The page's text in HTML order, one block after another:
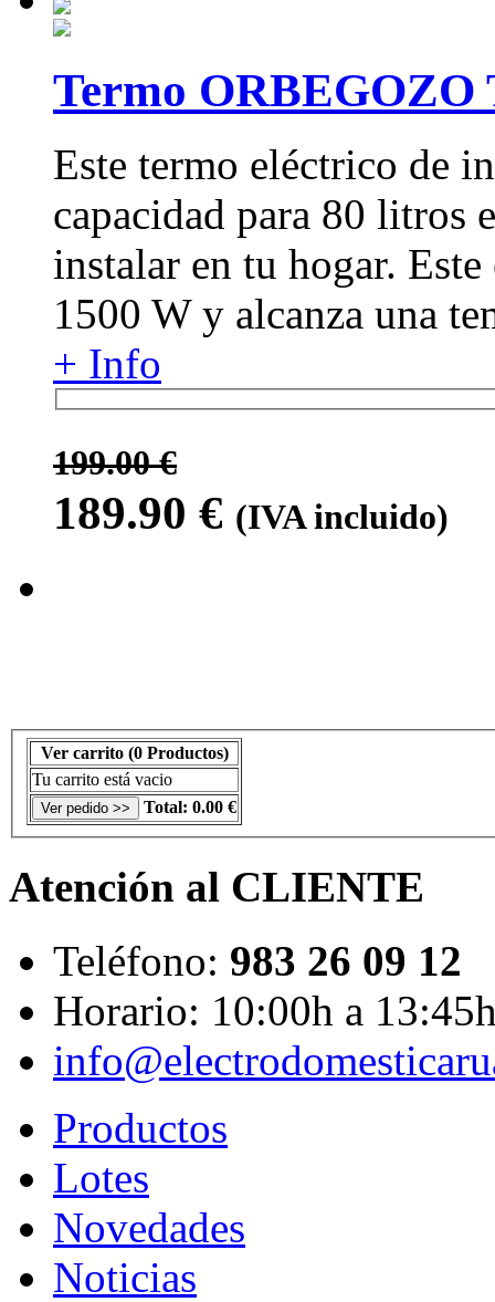
Termo ORBEGOZO
Este termo eléctrico de
capacidad para 80 litros
instalar en tu hogar.
1500 W y alcanza una
+ Info
199.00 €
189.90 € (IVA incluido)
Ver carrito(0 Productos)
Tu carrito está vacio
Total: 0.00 €
Atención al CLIENTE
Teléfono: 983 26 09 12
Horario: 10:00h a
Productos
Lotes
Novedades
Noticias